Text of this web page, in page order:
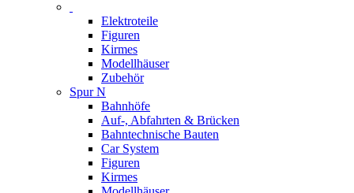
Elektroteile
Figuren
Kirmes
Modellhäuser
Zubehör
Spur N
Bahnhöfe
Auf-, Abfahrten & Brücken
Bahntechnische Bauten
Car System
Figuren
Kirmes